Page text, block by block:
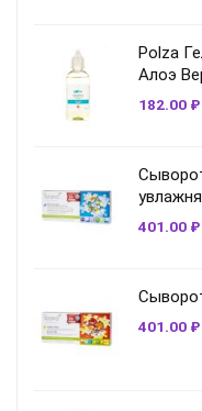
Polza
Алоэ
182.00 ₽
401.00 ₽
401.00 ₽